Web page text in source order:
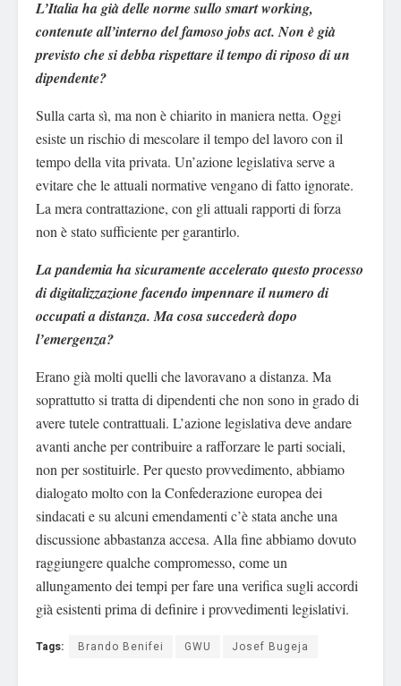
L’Italia ha già delle norme sullo smart working,
contenute all’interno del famoso jobs act. Non è già
previsto che si debba rispettare il tempo di riposo di un
dipendente?
Sulla carta sì, ma non è chiarito in maniera netta. Oggi
esiste un rischio di mescolare il tempo del lavoro con il
tempo della vita privata. Un’azione legislativa serve a
evitare che le attuali normative vengano di fatto ignorate.
La mera contrattazione, con gli attuali rapporti di forza
non è stato sufficiente per garantirlo.
La pandemia ha sicuramente accelerato questo processo
di digitalizzazione facendo impennare il numero di
occupati a distanza. Ma cosa succederà dopo
l’emergenza?
Erano già molti quelli che lavoravano a distanza. Ma
soprattutto si tratta di dipendenti che non sono in grado di
avere tutele contrattuali. L’azione legislativa deve andare
avanti anche per contribuire a rafforzare le parti sociali,
non per sostituirle. Per questo provvedimento, abbiamo
dialogato molto con la Confederazione europea dei
sindacati e su alcuni emendamenti c’è stata anche una
discussione abbastanza accesa. Alla fine abbiamo dovuto
raggiungere qualche compromesso, come un
allungamento dei tempi per fare una verifica sugli accordi
già esistenti prima di definire i provvedimenti legislativi.
Tags: Brando Benifei GWU Josef Bugeja